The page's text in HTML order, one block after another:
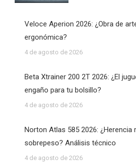
Veloce Aperion 2026: ¿Obra de
ergonómica?
4 de agosto de 2026
Beta Xtrainer 200 2T 2026: ¿El
engaño para tu bolsillo?
4 de agosto de 2026
Norton Atlas 585 2026: ¿Herencia
sobrepeso? Análisis técnico
4 de agosto de 2026